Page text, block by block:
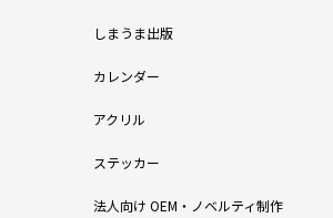
しまうま出版
カレンダー
アクリル
ステッカー
法人向け OEM・ノベルティ制作